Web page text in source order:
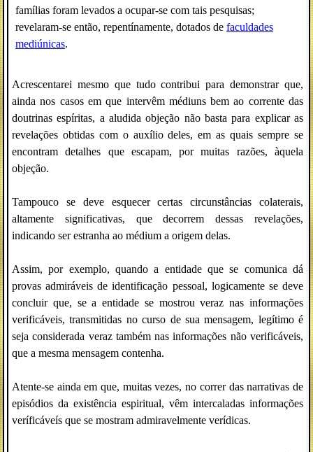
famílias foram levados a ocupar-se com tais pesquisas;
revelaram-se então, repentínamente, dotados de faculdades
mediúnicas.
Acrescentarei mesmo que tudo contribui para demonstrar que,
ainda nos casos em que intervêm médiuns bem ao corrente das
doutrinas espíritas, a aludida objeção não basta para explicar as
revelações obtidas com o auxílio deles, em as quais sempre se
encontram detalhes que escapam, por muitas razões, àquela
objeção.
Tampouco se deve esquecer certas circunstâncias colaterais,
altamente significativas, que decorrem dessas revelações,
indicando ser estranha ao médium a origem delas.
Assim, por exemplo, quando a entidade que se comunica dá
provas admiráveis de identificação pessoal, logicamente se deve
concluir que, se a entidade se mostrou veraz nas informações
verificáveis, transmitidas no curso de sua mensagem, legítimo é
seja considerada veraz também nas informações não verificáveis,
que a mesma mensagem contenha.
Atente-se ainda em que, muitas vezes, no correr das narrativas de
episódios da existência espiritual, vêm intercaladas informações
veríficáveís que se mostram admiravelmente verídicas.